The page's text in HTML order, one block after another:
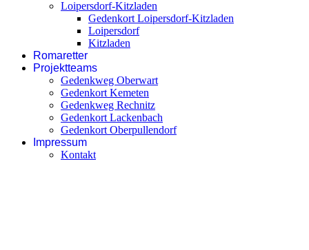
Loipersdorf-Kitzladen
Gedenkort Loipersdorf-Kitzladen
Loipersdorf
Kitzladen
Romaretter
Projektteams
Gedenkweg Oberwart
Gedenkort Kemeten
Gedenkweg Rechnitz
Gedenkort Lackenbach
Gedenkort Oberpullendorf
Impressum
Kontakt